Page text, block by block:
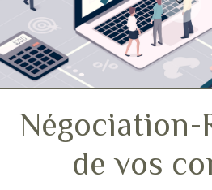
Négociation-
de vos